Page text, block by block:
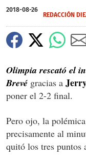
of
1
10
seconds
2018-08-26
REDACCIÓN
Olimpia rescató el
Brevé gracias a
poner el 2-2 final.
Pero ojo, la
precisamente al
quitó los tres puntos